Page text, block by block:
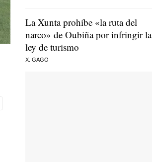
La Xunta prohíbe «la ruta del
narco» de Oubiña por infringir la
ley de turismo
X. GAGO